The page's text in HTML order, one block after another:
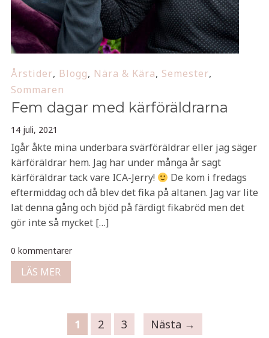
Årstider, Blogg, Nära & Kära, Semester,
Sommaren
Fem dagar med kärföräldrarna
14 juli, 2021
Igår åkte mina underbara svärföräldrar eller jag säger
kärföräldrar hem. Jag har under många år sagt
kärföräldrar tack vare ICA-Jerry!
De kom i fredags
eftermiddag och då blev det fika på altanen. Jag var lite
lat denna gång och bjöd på färdigt fikabröd men det
gör inte så mycket […]
0 kommentarer
LÄS MER
1 2 3 Nästa →